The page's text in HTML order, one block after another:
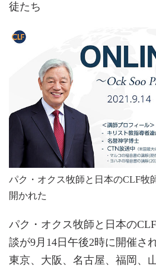
徒たち
パク・オクス牧師と日本のCLF牧
開かれた
パク・オクス牧師と日本の
談が9月14日午後2時に開催さ
東京、大阪、名古屋、福岡、